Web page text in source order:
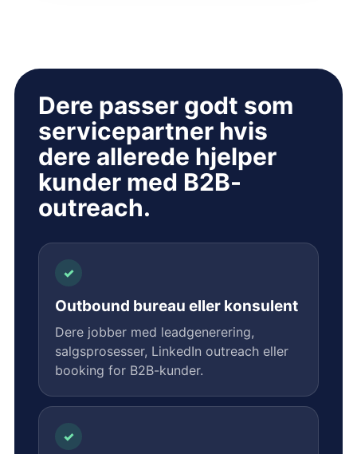
Dere passer godt som
servicepartner hvis
dere allerede hjelper
kunder med B2B-
outreach.
✓
Outbound bureau eller konsulent
Dere jobber med leadgenerering,
salgsprosesser, LinkedIn outreach eller
booking for B2B-kunder.
✓